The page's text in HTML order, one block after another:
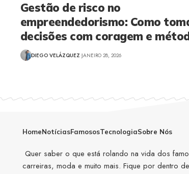
Gestão de risco no
empreendedorismo: Como
decisões com coragem e
DIEGO VELÁZQUEZ JANEIRO 28, 2026
HomeNotíciasFamososTecnologiaSobre Nós
Quer saber o que está rolando na vida dos
carreiras, moda e muito mais. Fique por dentro